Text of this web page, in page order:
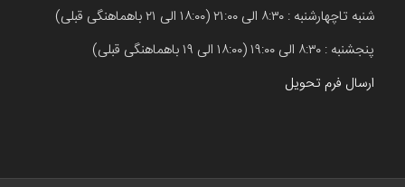
شنبه تاچهارشنبه : ۸:۳۰ الی ۲۱:۰۰ (۱۸:۰۰ الی ۲۱ باهماهنگی قبلی)
پنجشنبه : ۸:۳۰ الی ۱۹:۰۰ (۱۸:۰۰ الی ۱۹ باهماهنگی قبلی)
ارسال فرم تحویل